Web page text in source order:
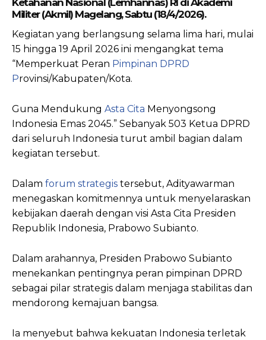
Ketahanan Nasional (Lemhannas) RI di Akademi
Militer (Akmil) Magelang, Sabtu (18/4/2026).
Kegiatan yang berlangsung selama lima hari, mulai
15 hingga 19 April 2026 ini mengangkat tema
“Memperkuat Peran Pimpinan DPRD
Provinsi/Kabupaten/Kota.
Guna Mendukung Asta Cita Menyongsong
Indonesia Emas 2045.” Sebanyak 503 Ketua DPRD
dari seluruh Indonesia turut ambil bagian dalam
kegiatan tersebut.
Dalam forum strategis tersebut, Adityawarman
menegaskan komitmennya untuk menyelaraskan
kebijakan daerah dengan visi Asta Cita Presiden
Republik Indonesia, Prabowo Subianto.
Dalam arahannya, Presiden Prabowo Subianto
menekankan pentingnya peran pimpinan DPRD
sebagai pilar strategis dalam menjaga stabilitas dan
mendorong kemajuan bangsa.
Ia menyebut bahwa kekuatan Indonesia terletak